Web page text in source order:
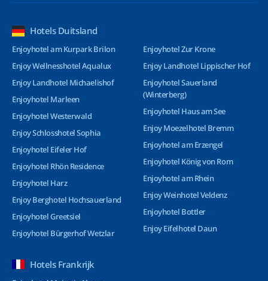
Hotels Duitsland
Enjoyhotel am Kurpark Brilon
Enjoy Wellnesshotel Aqualux
Enjoy Landhotel Michaelishof
Enjoyhotel Marleen
Enjoyhotel Westerwald
Enjoy Schlosshotel Sophia
Enjoyhotel Eifeler Hof
Enjoyhotel Rhön Residence
Enjoyhotel Harz
Enjoy Berghotel Hochsauerland
Enjoyhotel Greetsiel
Enjoyhotel Bürgerhof Wetzlar
Enjoyhotel Zur Krone
Enjoy Landhotel Lippischer Hof
Enjoyhotel Sauerland
(Winterberg)
Enjoyhotel Haus am See
Enjoy Moezelhotel Bremm
Enjoyhotel am Erzengel
Enjoyhotel König von Rom
Enjoyhotel am Rhein
Enjoy Weinhotel Veldenz
Enjoyhotel Bottler
Enjoy Eifelhotel Daun
Hotels Frankrijk